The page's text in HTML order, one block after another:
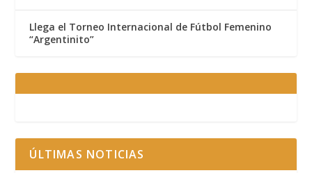
Llega el Torneo Internacional de Fútbol Femenino
“Argentinito”
ÚLTIMAS NOTICIAS